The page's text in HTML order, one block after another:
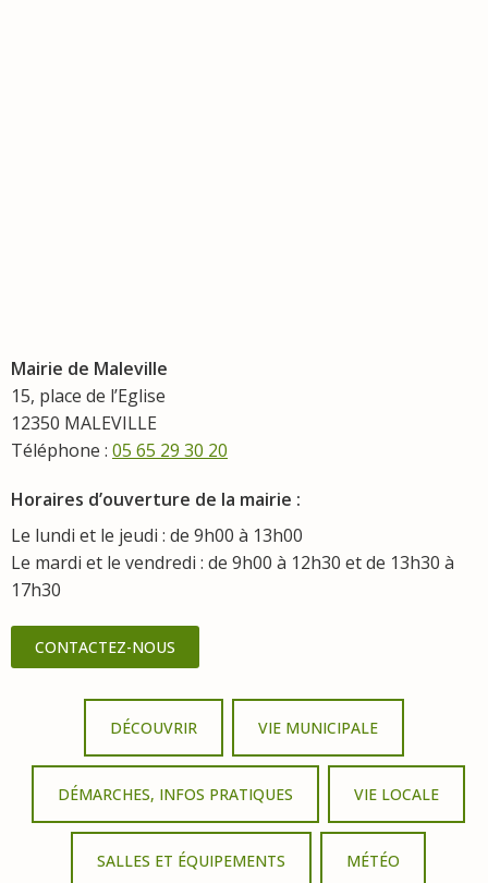
Mairie de Maleville
15, place de l’Eglise
12350 MALEVILLE
Téléphone : 05 65 29 30 20
Horaires d’ouverture de la mairie :
Le lundi et le jeudi : de 9h00 à 13h00
Le mardi et le vendredi : de 9h00 à 12h30 et de 13h30 à
17h30
CONTACTEZ-NOUS
DÉCOUVRIR VIE MUNICIPALE
DÉMARCHES, INFOS PRATIQUES VIE LOCALE
SALLES ET ÉQUIPEMENTS MÉTÉO